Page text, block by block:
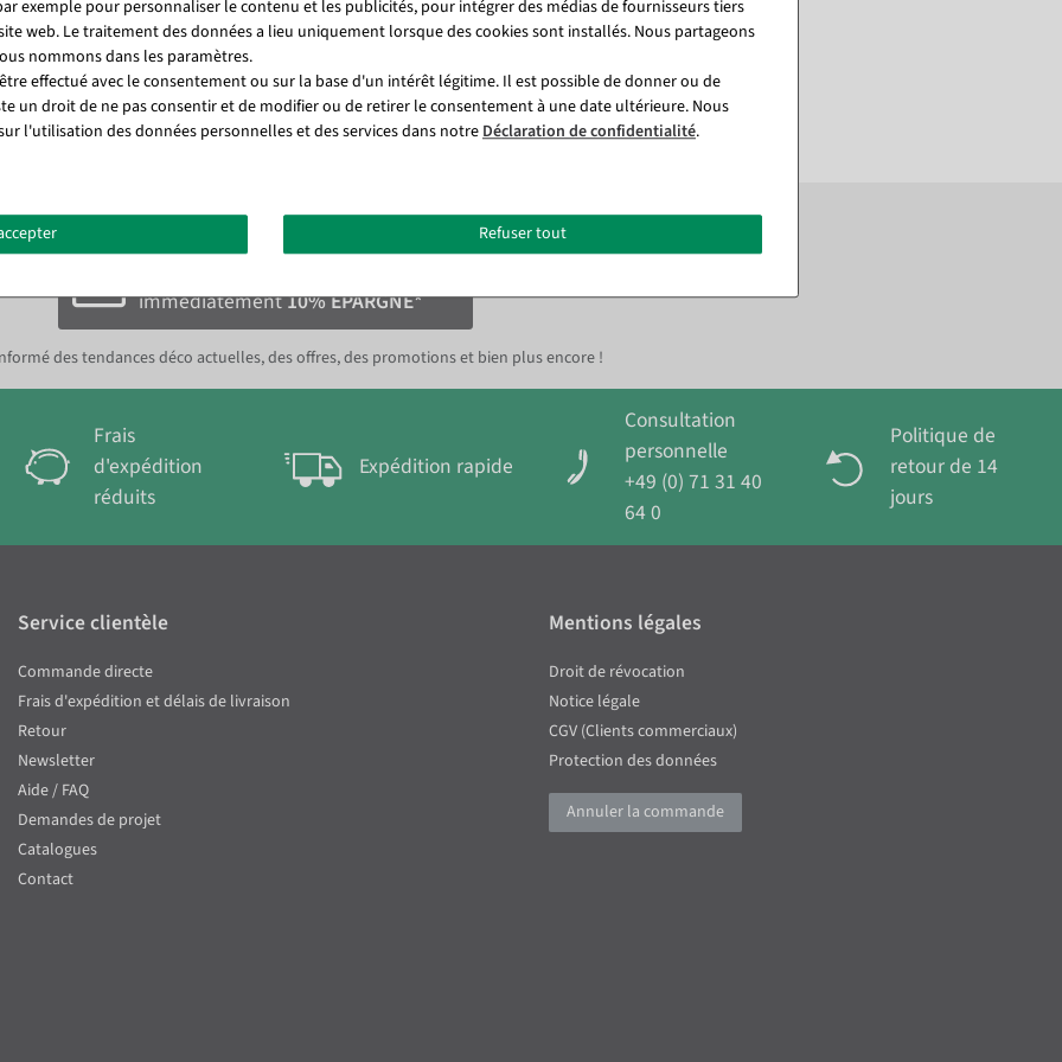
en sus.
et recevoir immédiatement10%économiser sur la prochaine commande.*
immédiatement10% ÉPARGNE*
des tendances déco actuelles, des offres, des promotions et bien plus encore !
Frais
d'expédition
réduits
Expédition rapide
Consultation
personnelle
+49 (0) 71 31 40
64 0
Politique de
retour de 14
jours
exemple pour personnaliser le contenu et les publicités, pour intégrer des médias de fournisseurs tiers
web. Le traitement des données a lieu uniquement lorsque des cookies sont installés. Nous partageons
nommons dans les paramètres.
effectué avec le consentement ou sur la base d'un intérêt légitime. Il est possible de donner ou de
un droit de ne pas consentir et de modifier ou de retirer le consentement à une date ultérieure. Nous
l'utilisation des données personnelles et des services dans notre Déclaration de confidentialité.
Refuser tout
Service clientèle
Commande directe
Frais d'expédition et délais de livraison
Retour
Newsletter
Aide / FAQ
Demandes de projet
Catalogues
Contact
Mentions légales
Droit de révocation
Notice légale
CGV (Clients commerciaux)
Protection des données
Annuler la commande